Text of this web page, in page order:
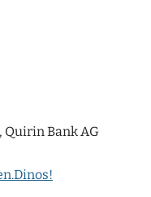
Quirin Bank AG